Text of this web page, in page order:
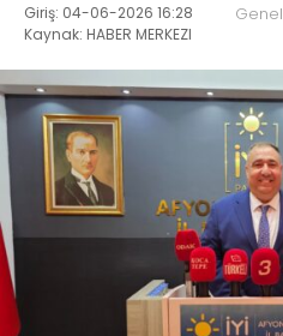
Giriş: 04-06-2026 16:28
Kaynak: HABER MERKEZI
Genel